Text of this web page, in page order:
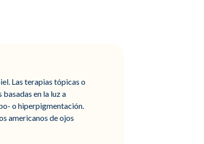
Las terapias tópicas o
en la luz a
o hiperpigmentación.
americanos de ojos